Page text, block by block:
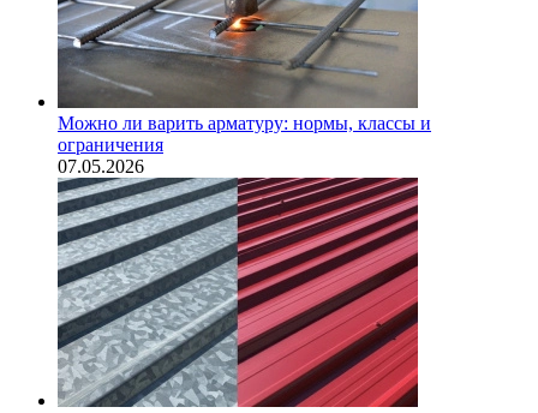
Можно ли варить арматуру: нормы, классы и
ограничения
07.05.2026